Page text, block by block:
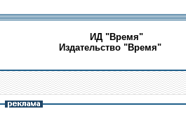
ИД "Время"
Издательство "Время"